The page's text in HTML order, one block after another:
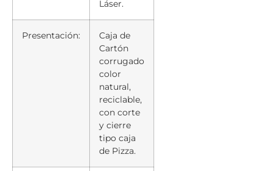
Láser.
Presentación:
Caja de
Cartón
corrugado
color
natural,
reciclable,
con corte
y cierre
tipo caja
de Pizza.